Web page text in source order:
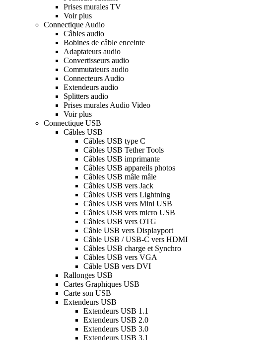
Prises murales TV
Voir plus
Connectique Audio
Câbles audio
Bobines de câble enceinte
Adaptateurs audio
Convertisseurs audio
Commutateurs audio
Connecteurs Audio
Extendeurs audio
Splitters audio
Prises murales Audio Video
Voir plus
Connectique USB
Câbles USB
Câbles USB type C
Câbles USB Tether Tools
Câbles USB imprimante
Câbles USB appareils photos
Câbles USB mâle mâle
Câbles USB vers Jack
Câbles USB vers Lightning
Câbles USB vers Mini USB
Câbles USB vers micro USB
Câbles USB vers OTG
Câble USB vers Displayport
Câble USB / USB-C vers HDMI
Câbles USB charge et Synchro
Câbles USB vers VGA
Câble USB vers DVI
Rallonges USB
Cartes Graphiques USB
Carte son USB
Extendeurs USB
Extendeurs USB 1.1
Extendeurs USB 2.0
Extendeurs USB 3.0
Extendeurs USB 3.1